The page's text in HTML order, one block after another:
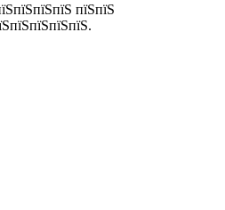
пїЅпїЅ